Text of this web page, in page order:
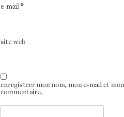
e-mail *
site web
enregistrer mon nom, mon e-mail et
commentaire.